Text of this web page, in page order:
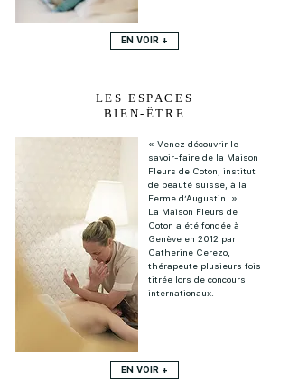
EN VOIR +
LES ESPACES
BIEN-ÊTRE
« Venez découvrir le
savoir-faire de la Maison
Fleurs de Coton, institut
de beauté suisse, à la
Ferme d’Augustin. »
La Maison Fleurs de
Coton a été fondée à
Genève en 2012 par
Catherine Cerezo,
thérapeute plusieurs fois
titrée lors de concours
internationaux.
EN VOIR +